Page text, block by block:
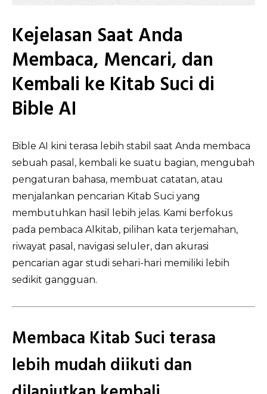
Kejelasan Saat Anda
Membaca, Mencari, dan
Kembali ke Kitab Suci di
Bible AI
Bible AI kini terasa lebih stabil saat Anda membaca
sebuah pasal, kembali ke suatu bagian, mengubah
pengaturan bahasa, membuat catatan, atau
menjalankan pencarian Kitab Suci yang
membutuhkan hasil lebih jelas. Kami berfokus
pada pembaca Alkitab, pilihan kata terjemahan,
riwayat pasal, navigasi seluler, dan akurasi
pencarian agar studi sehari-hari memiliki lebih
sedikit gangguan.
Membaca Kitab Suci terasa
lebih mudah diikuti dan